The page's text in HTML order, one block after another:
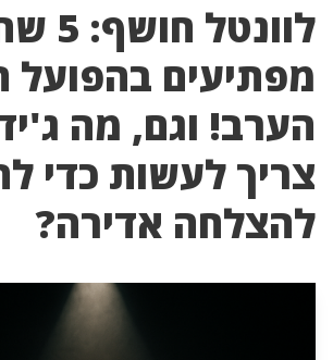
מפתיעים בהפועל
הערב! וגם, מה
צריך לעשות כדי
להצלחה אדירה?